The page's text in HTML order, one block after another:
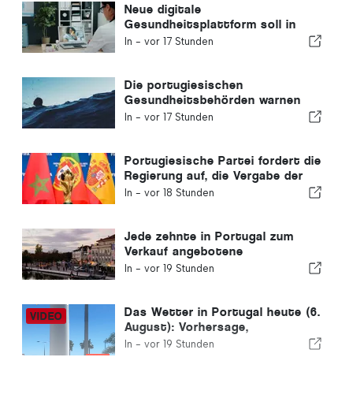
Neue digitale
Gesundheitsplattform soll in
Portugal eingeführt werden
In - vor 17 Stunden
Die portugiesischen
Gesundheitsbehörden warnen
vor den Gefahren des Ertrinkens
In - vor 17 Stunden
Portugiesische Partei fordert die
Regierung auf, die Vergabe der
Fußball-WM 2030 an Marokko
In - vor 18 Stunden
Jede zehnte in Portugal zum
Verkauf angebotene
Wohnimmobilie wird in weniger
In - vor 19 Stunden
Das Wetter in Portugal heute (6.
August): Vorhersage,
Temperaturen und was Sie
In - vor 19 Stunden